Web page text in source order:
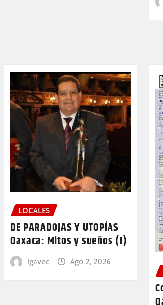
LOCALES
DE PARADOJAS Y UTOPÍAS
Oaxaca: Mitos y sueños (I)
igavec
Ago 2, 2026